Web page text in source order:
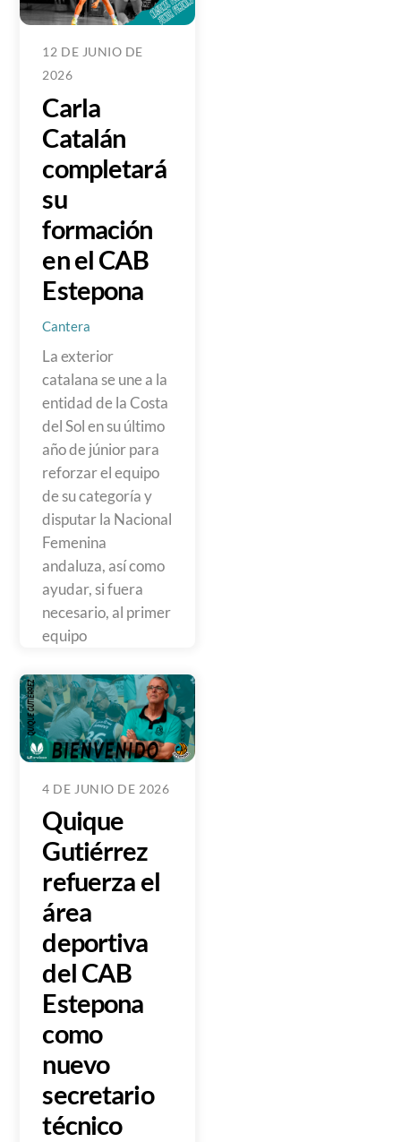
12 DE JUNIO DE
2026
Carla
Catalán
completará
su
formación
en el CAB
Estepona
Cantera
La exterior
catalana se une a la
entidad de la Costa
del Sol en su último
año de júnior para
reforzar el equipo
de su categoría y
disputar la Nacional
Femenina
andaluza, así como
ayudar, si fuera
necesario, al primer
equipo
4 DE JUNIO DE 2026
Quique
Gutiérrez
refuerza el
área
deportiva
del CAB
Estepona
como
nuevo
secretario
técnico